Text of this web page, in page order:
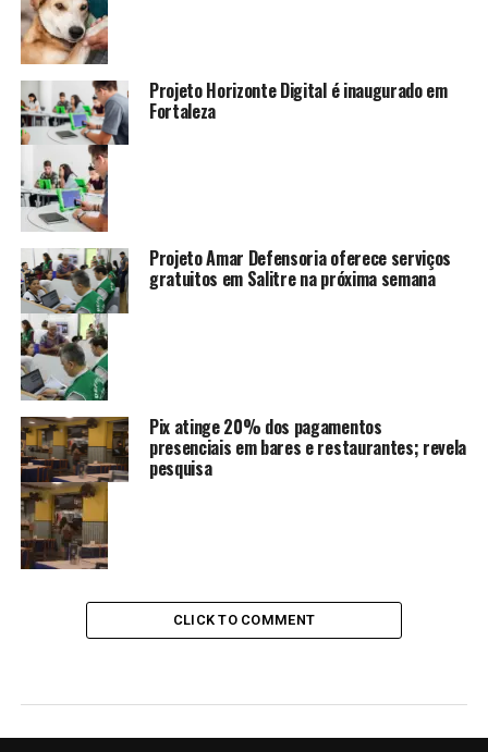
Projeto Horizonte Digital é inaugurado em
Fortaleza
Projeto Amar Defensoria oferece serviços
gratuitos em Salitre na próxima semana
Pix atinge 20% dos pagamentos
presenciais em bares e restaurantes; revela
pesquisa
CLICK TO COMMENT